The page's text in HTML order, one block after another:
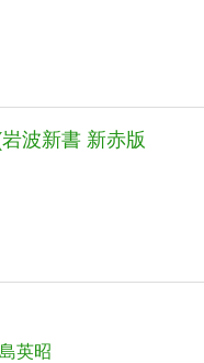
波新書 新赤版
英昭